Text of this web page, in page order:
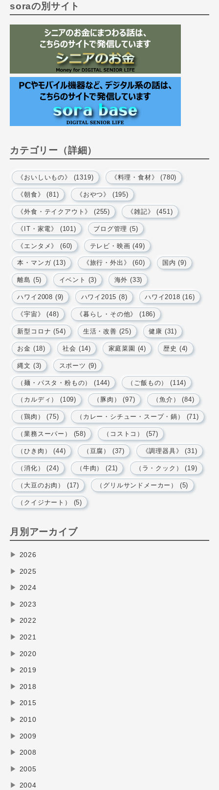
soraの別サイト
カテゴリー（詳細）
《おいしいもの》 (1319) 《料理・食材》 (780)
《朝食》 (81) 《おやつ》 (195)
《外食・テイクアウト》 (255) 《雑記》 (451)
《IT・家電》 (101) ブログ管理 (5)
《エンタメ》 (60) テレビ・映画 (49)
本・マンガ (13) 《旅行・外出》 (60) 国内 (9)
離島 (5) イベント (3) 海外 (33)
ハワイ2008 (9) ハワイ2015 (8) ハワイ2018 (16)
《宇宙》 (48) 《暮らし・その他》 (186)
新型コロナ (54) 生活・改善 (25) 健康 (31)
お金 (18) 社会 (14) 家庭菜園 (4) 歴史 (4)
縄文 (3) スポーツ (9)
（麺・パスタ・粉もの） (144) （ご飯もの） (114)
（カルディ） (109) （豚肉） (97) （魚介） (84)
（鶏肉） (75) （カレー・シチュー・スープ・鍋） (71)
（業務スーパー） (58) （コストコ） (57)
（ひき肉） (44) （豆腐） (37) 《調理器具》 (31)
（消化） (24) （牛肉） (21) （ラ・クック） (19)
（大豆のお肉） (17) （グリルサンドメーカー） (5)
（クイジナート） (5)
月別アーカイブ
▶ 2026
▶ 2025
▶ 2024
▶ 2023
▶ 2022
▶ 2021
▶ 2020
▶ 2019
▶ 2018
▶ 2015
▶ 2010
▶ 2009
▶ 2008
▶ 2005
▶ 2004